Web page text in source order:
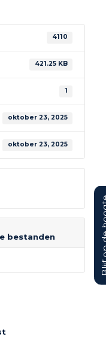
4110
421.25 KB
1
oktober 23, 2025
oktober 23, 2025
bestanden Blijf